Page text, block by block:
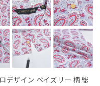
デザイン ペイズリー 柄 総